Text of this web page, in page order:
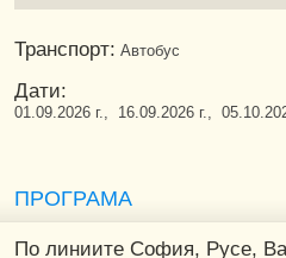
Транспорт: Автобус
Дати:
01.09.2026 г., 16.09.2026 г.,
ПРОГРАМА
По линиите София, Русе,